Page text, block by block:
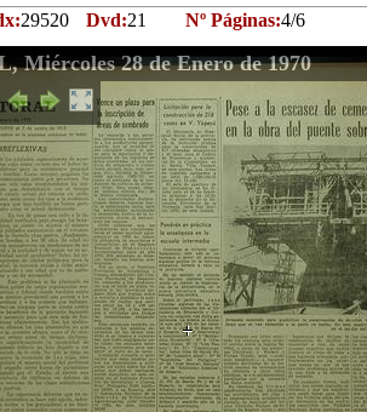
29520 Dvd:21 Nº Páginas:4/6
Miércoles 28 de Enero de 1970